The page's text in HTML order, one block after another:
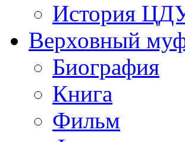
История
Верховный
Биография
Книга
Фильм